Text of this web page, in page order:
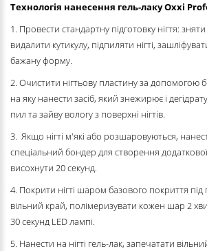
Технологія нанесення гель-лаку Oxxi
1. Провести стандартну підготовку нігтя:
видалити кутикулу, підпиляти нігті,
бажану форму.
2. Очистити нігтьову пластину за допомогою
на яку нанести засіб, який знежирює і
пил та зайву вологу з поверхні нігтів.
3. Якщо нігті м'які або розшаровуються,
спеціальний бондер для створення додаткової
висохнути 20 секунд.
4. Покрити нігті шаром базового покриття під
вільний край, полімеризувати кожен шар 2
30 секунд LED лампі.
5. Нанести на нігті гель-лак, запечатати